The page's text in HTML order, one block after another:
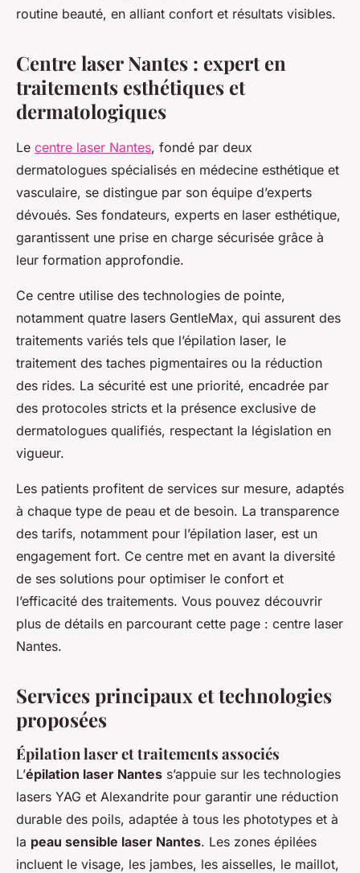
routine beauté, en alliant confort et résultats visibles.
Centre laser Nantes : expert en
traitements esthétiques et
dermatologiques
Le centre laser Nantes, fondé par deux
dermatologues spécialisés en médecine esthétique et
vasculaire, se distingue par son équipe d’experts
dévoués. Ses fondateurs, experts en laser esthétique,
garantissent une prise en charge sécurisée grâce à
leur formation approfondie.
Ce centre utilise des technologies de pointe,
notamment quatre lasers GentleMax, qui assurent des
traitements variés tels que l’épilation laser, le
traitement des taches pigmentaires ou la réduction
des rides. La sécurité est une priorité, encadrée par
des protocoles stricts et la présence exclusive de
dermatologues qualifiés, respectant la législation en
vigueur.
Les patients profitent de services sur mesure, adaptés
à chaque type de peau et de besoin. La transparence
des tarifs, notamment pour l’épilation laser, est un
engagement fort. Ce centre met en avant la diversité
de ses solutions pour optimiser le confort et
l’efficacité des traitements. Vous pouvez découvrir
plus de détails en parcourant cette page : centre laser
Nantes.
Services principaux et technologies
proposées
Épilation laser et traitements associés
L’épilation laser Nantes s’appuie sur les technologies
lasers YAG et Alexandrite pour garantir une réduction
durable des poils, adaptée à tous les phototypes et à
la peau sensible laser Nantes. Les zones épilées
incluent le visage, les jambes, les aisselles, le maillot,